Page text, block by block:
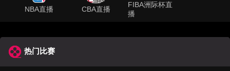
NBA直播 CBA直播
FIBA洲际杯直
播
热门比赛